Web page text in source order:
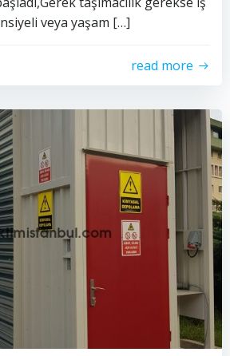
veya yaşam […]
read more